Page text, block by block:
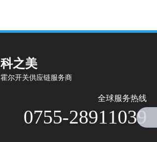
科之美
霍尔开关供应链服务商
全球服务热线
0755-28911039